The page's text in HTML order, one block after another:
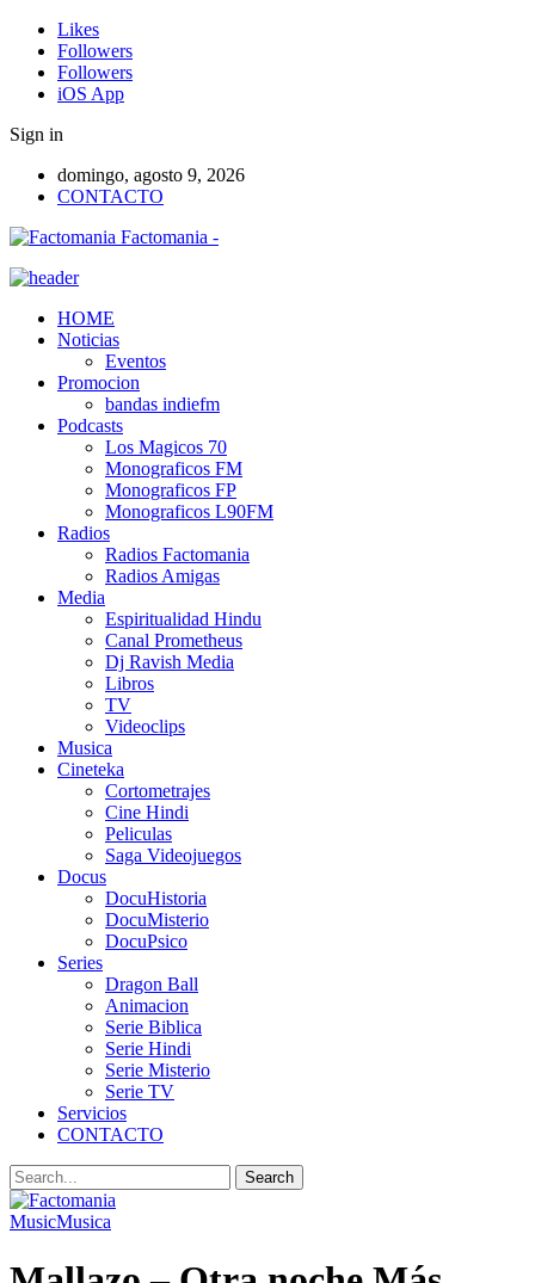
Likes
Followers
Followers
iOS App
Sign in
domingo, agosto 9, 2026
CONTACTO
Factomania -
HOME
Noticias
Eventos
Promocion
bandas indiefm
Podcasts
Los Magicos 70
Monograficos FM
Monograficos FP
Monograficos L90FM
Radios
Radios Factomania
Radios Amigas
Media
Espiritualidad Hindu
Canal Prometheus
Dj Ravish Media
Libros
TV
Videoclips
Musica
Cineteka
Cortometrajes
Cine Hindi
Peliculas
Saga Videojuegos
Docus
DocuHistoria
DocuMisterio
DocuPsico
Series
Dragon Ball
Animacion
Serie Biblica
Serie Hindi
Serie Misterio
Serie TV
Servicios
CONTACTO
MusicMusica